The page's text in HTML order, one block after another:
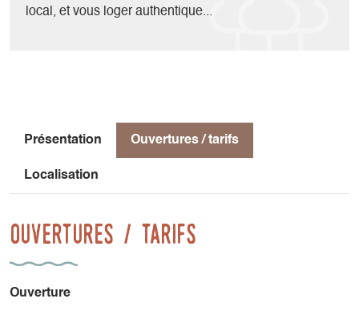
local, et vous loger authentique...
Présentation Ouvertures / tarifs
Localisation
Ouvertures / tarifs
Ouverture